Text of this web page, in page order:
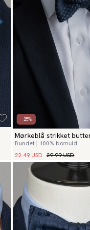
- 25%
Mørkeblå strikket
Bundet | 100% bomuld
22.49 USD 29.99 USD